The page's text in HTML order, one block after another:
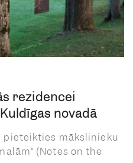
rezidencei
novadā
mākslinieku
(Notes on the